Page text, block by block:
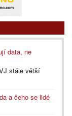
data, ne
stále větší
a čeho se lidé